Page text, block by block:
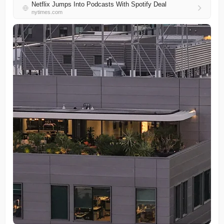
Netflix Jumps Into Podcasts With Spotify Deal
nytimes.com